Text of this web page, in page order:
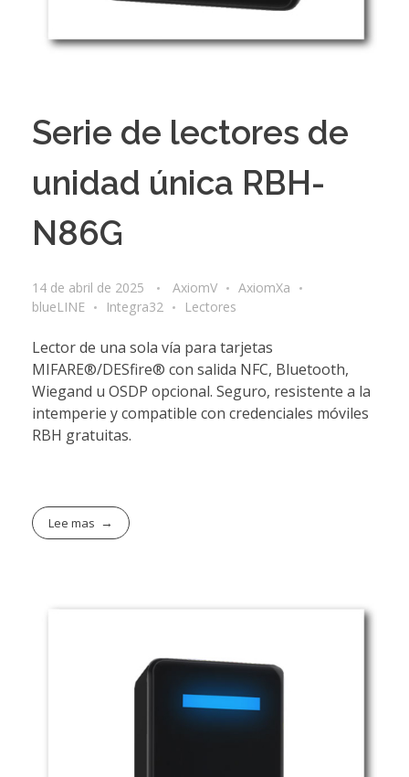
Serie de lectores de
unidad única RBH-
N86G
14 de abril de 2025 AxiomV
AxiomXa
blueLINE
Integra32 Lectores
Lector de una sola vía para tarjetas
MIFARE®/DESfire® con salida NFC, Bluetooth,
Wiegand u OSDP opcional. Seguro, resistente a la
intemperie y compatible con credenciales móviles
RBH gratuitas.
Lee mas